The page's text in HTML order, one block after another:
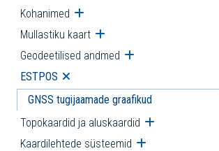
Kohanimed Ava alammenüü
Mullastiku kaart Ava alammenüü
Geodeetilised andmed Ava alammenüü
ESTPOS Ava alammenüü
GNSS tugijaamade graafikud
Topokaardid ja aluskaardid Ava
Kaardilehtede süsteemid Ava